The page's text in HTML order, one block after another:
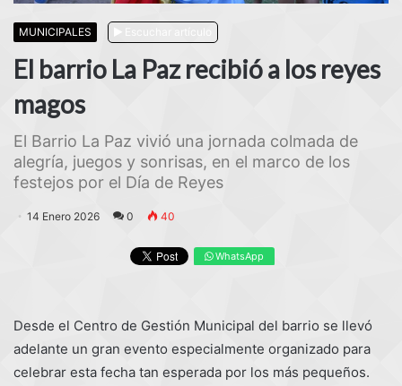
MUNICIPALES
El barrio La Paz recibió a los reyes
magos
El Barrio La Paz vivió una jornada colmada de
alegría, juegos y sonrisas, en el marco de los
festejos por el Día de Reyes
14 Enero 2026 0 40
WhatsApp
Desde el Centro de Gestión Municipal del barrio se llevó
adelante un gran evento especialmente organizado para
celebrar esta fecha tan esperada por los más pequeños.